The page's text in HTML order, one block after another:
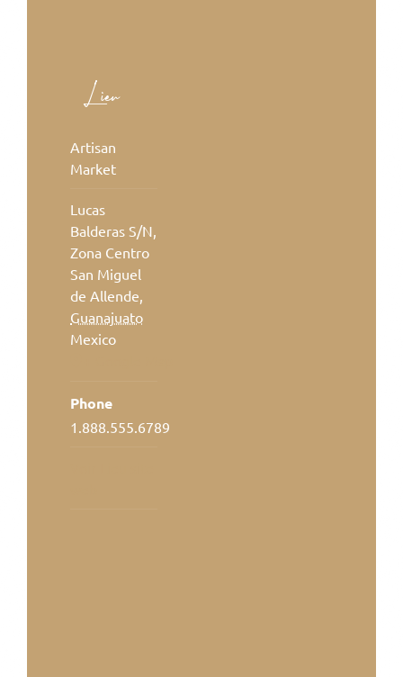
Lieu
Artisan
Market
Lucas
Balderas S/N,
Zona Centro
San Miguel
de Allende,
Guanajuato
Mexico
Phone
1.888.555.6789